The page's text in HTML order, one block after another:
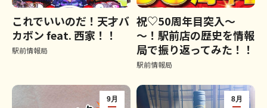
これでいいのだ！天才バ
カボン feat. 西家！！
駅前情報局
祝♡50周年目突入～
～！駅前店の歴史を情報
局で振り返ってみた！！
駅前情報局
9月 8月